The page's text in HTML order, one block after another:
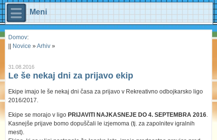
Meni
Domov:
Novice »Arhiv »
31.08.2016
Le še nekaj dni za prijavo ekip
Ekipe imajo le še nekaj dni časa za prijavo v Rekreativno odbojkarsko ligo
2016/2017.
Ekipe se morajo v ligo PRIJAVITI NAJKASNEJE DO 4. SEPTEMBRA 2016
Kasnejše prijave bomo dopuščali le izjemoma (tj. za zapolnitev igralnih
mest).